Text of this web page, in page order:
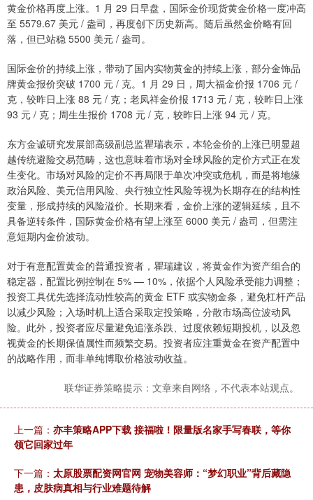
黄金价格再度上涨。1 月 29 日早盘，国际金价现货黄金价格一度冲高
至 5579.67 美元 / 盎司，再度创下历史新高。随后虽然金价略有回
落，但已站稳 5500 美元 / 盎司。
国际金价的持续上涨，带动了国内实物黄金的持续上涨，部分金饰品
牌黄金报价突破 1700 元 / 克。1 月 29 日，周大福金价报 1706 元 /
克，较昨日上涨 88 元 / 克；老凤祥金价报 1713 元 / 克，较昨日上涨
93 元 / 克；周生生报价 1708 元 / 克，较昨日上涨 94 元 / 克。
东方金诚研究发展部高级副总监瞿瑞表示，本轮金价的上涨已明显超
越传统避险交易范畴，这也意味着市场对全球风险的定价方式正在发
生变化。市场对风险的定价不再局限于单次冲突或危机，而是将地缘
政治风险、美元信用风险、央行独立性风险等视为长期存在的结构性
变量，形成持续的风险溢价。长期来看，金价上涨的逻辑延续，且不
具备逆转条件，国际黄金价格有望上涨至 6000 美元 / 盎司，但需注
意短期内金价波动。
对于有意配置黄金的普通投资者，瞿瑞建议，将黄金作为资产组合的
稳定器，配置比例控制在 5% — 10%，依据个人风险承受能力调整；
投资工具优先选择流动性较高的黄金 ETF 或实物金条，避免杠杆产品
以减少风险；入场时机上适合采取定投策略，分散市场高位波动风
险。此外，投资者应尽量避免追涨杀跌、过度依赖短期投机，以及忽
视黄金的长期保值属性而频繁交易。投资者应注重黄金在资产配置中
的战略作用，而非单纯博取价格波动收益。
联华证券策略提示：文章来自网络，不代表本站观点。
上一篇： 亦丰策略APP下载 接福啦！限量版名家手写春联，等你
领它回家过年
下一篇： 太原股票配资网官网 宠物美容师：“梦幻职业”背后藏隐
患，皮肤病真相与行业难题待解